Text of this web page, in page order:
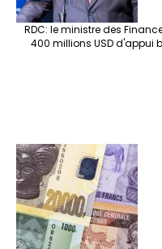
RDC: le ministre des
400 millions USD d'appui